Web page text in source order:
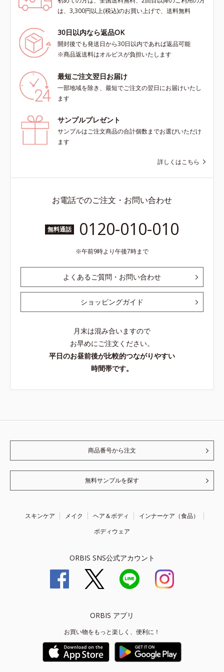
は、3,300円以上(税込)のお買い上げで、送料無料
30日以内なら返品OK
開封後でも発送日から30日以内であれば返品可能
※商品返送料はオルビスが負担いたします
最短ご注文翌日お届け
一部地域を除き、最短でご注文の翌日にお届けいたし
ます
サンプルプレゼント
サンプルはご注文商品の合計個数までお選びいただけ
ます
詳しくはこちら
お電話でのご注文・お問い合わせ
無料通話 0120-010-010
午前9時より午後7時まで
よくあるご質問・お問い合わせ
ショッピングガイド
月末は混み合いますので
お早めにご注文ください。
平日のお昼前後が比較的つながりやすい
時間帯です。
商品番号から注文
無料サンプルを探す
スキンケア メイク ヘア＆ボディ
インナーケア（食品）
ボディウェア
ORBIS SNS公式アカウント
ORBIS アプリ
お買い物をもっと楽しく、便利に！